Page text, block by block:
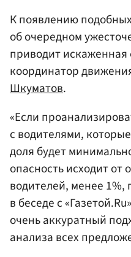
К появлению
об очередном
приводит искаженная
координатор
Шкуматов.
«Если
с водителями,
доля будет
опасность исходит от
водителей, менее
в беседе с
очень аккуратный
анализа всех